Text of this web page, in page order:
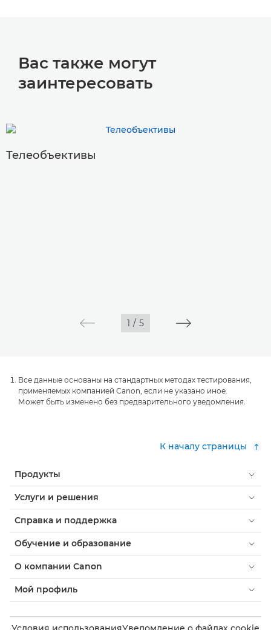
Вас также могут
заинтересовать
Телеобъективы
1 / 5
Все данные основаны на стандартных методах тестирования,
применяемых компанией Canon, если не указано иное.
Может быть изменено без предварительного уведомления.
К началу страницы
Продукты
Услуги и решения
Справка и поддержка
Обучение и образование
О компании Canon
Мой профиль